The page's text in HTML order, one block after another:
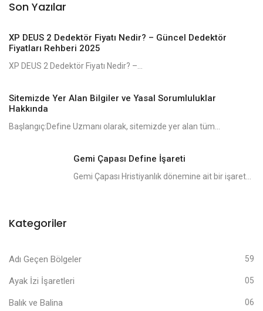
Son Yazılar
XP DEUS 2 Dedektör Fiyatı Nedir? – Güncel Dedektör
Fiyatları Rehberi 2025
XP DEUS 2 Dedektör Fiyatı Nedir? –...
Sitemizde Yer Alan Bilgiler ve Yasal Sorumluluklar
Hakkında
Başlangıç:Define Uzmanı olarak, sitemizde yer alan tüm...
Gemi Çapası Define İşareti
Gemi Çapası Hristiyanlık dönemine ait bir işaret...
Kategoriler
Adı Geçen Bölgeler 59
Ayak İzi İşaretleri 05
Balık ve Balina 06